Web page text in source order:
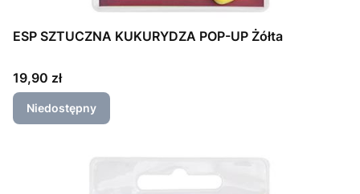
ESP SZTUCZNA KUKURYDZA POP-UP Żółta
Cena
19,90 zł
Niedostępny